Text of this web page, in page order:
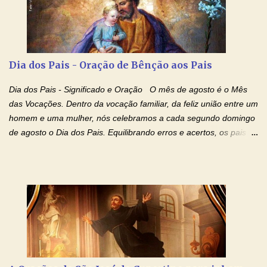
Não desista, Jesus irá curar todas suas feridas, Creia! Adriana-
Devoção e Fé Oração de Libertação das Drogas (São Miguel
Arcanjo) "Senhor, Pai Eterno, em Nome de Teu Filho Jesus,
Nosso Senhor Jesus Cristo, concedei a vida a todos aqueles que
se encontram encarcerados em um vício, escravos de alguma
droga. Senhor, Pai Poderoso e cheio de Misericórdia, na
autoridade do Nome de Jesus libertai da escravidão do vício das
drogas, c...
Dia dos Pais - Oração de Bênção aos Pais
Dia dos Pais - Significado e Oração O mês de agosto é o Mês
das Vocações. Dentro da vocação familiar, da feliz união entre um
homem e uma mulher, nós celebramos a cada segundo domingo
de agosto o Dia dos Pais. Equilibrando erros e acertos, os pais
conforto, boa alimentação, educação de qualidade. E, em geral,
procuram orientá-los para que enfrentem o mundo, com suas
alegrias, com seus dissabores. Acompanham-nos em suas
vitórias, em seus fracassos, em suas lutas. É claro que há
exceções, mas essas exceções só confirmam uma regra porque
pais que não se preocupam com seus filhos não estão no seu